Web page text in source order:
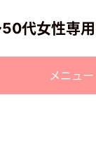
代女性専
メニュー